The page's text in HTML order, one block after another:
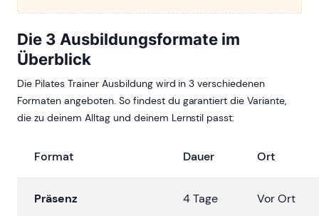
Die 3 Ausbildungsformate im
Überblick
Die Pilates Trainer Ausbildung wird in 3 verschiedenen
Formaten angeboten. So findest du garantiert die Variante,
die zu deinem Alltag und deinem Lernstil passt:
Format Dauer Ort
Präsenz 4 Tage Vor Ort